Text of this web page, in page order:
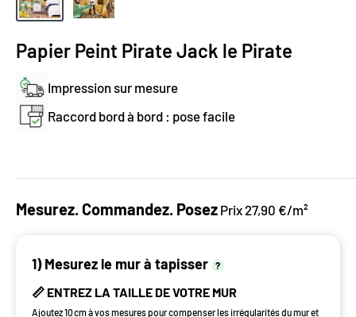
Papier Peint Pirate Jack le Pirate
Impression sur mesure
Raccord bord à bord : pose facile
Mesurez. Commandez. Posez Prix 27,90 €/m²
1) Mesurez le mur à tapisser ?
📏 ENTREZ LA TAILLE DE VOTRE MUR
Ajoutez 10 cm à vos mesures pour compenser les irrégularités du mur et